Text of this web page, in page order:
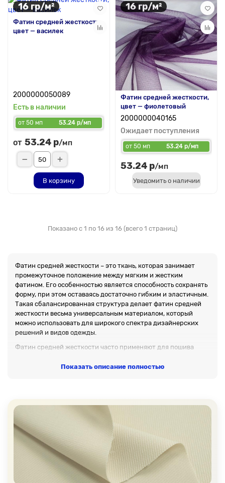
16 гр/м²
Фатин средней жесткости,
цвет — василек
2000000050089
Есть в наличии
от 50 мп 53.24 р/мп
от 53.24 р/мп
В корзину
16 гр/м²
Фатин средней жесткости,
цвет — фиолетовый
2000000040165
Ожидает поступления
от 50 мп 53.24 р/мп
53.24 р/мп
Уведомить о наличии
Показано с 1 по 16 из 16 (всего 1 страниц)
Фатин средней жесткости – это ткань, которая занимает
промежуточное положение между мягким и жестким
фатином. Его особенностью является способность сохранять
форму, при этом оставаясь достаточно гибким и эластичным.
Такая сбалансированная структура делает фатин средней
жесткости весьма универсальным материалом, который
можно использовать для широкого спектра дизайнерских
решений и видов одежды.
Фатин средней жесткости часто применяют для пошива
платьев и нарядов для выпускных вечеров или свадеб.
объемность без слишком большой жесткости.
Кроме того, этот материал подходит для оформления
интерьеров, создания тематического декора для
мероприятий, изготовления аксессуаров, например, ободков,
бантов и цветов, которые нуждаются в умеренной поддержке
формы, но при этом не должны быть слишком твердыми.
В нашем интернет магазине всегда в наличии большой
выбор фатина средней жесткости в разнообразии цветов и
Показать описание полностью